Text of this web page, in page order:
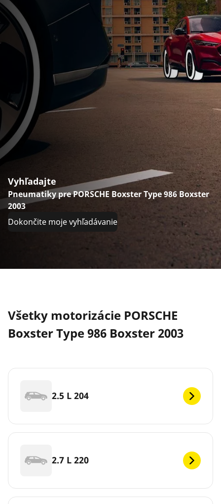
Vyhľadajte
Pneumatiky pre PORSCHE Boxster Type 986 Boxster
2003
Dokončite moje vyhľadávanie
Všetky motorizácie PORSCHE
Boxster Type 986 Boxster 2003
2.5 L 204
2.7 L 220